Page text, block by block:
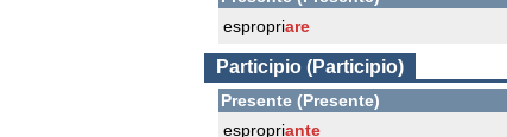
espropriare
Participio (Participio)
Presente (Presente)
espropriante